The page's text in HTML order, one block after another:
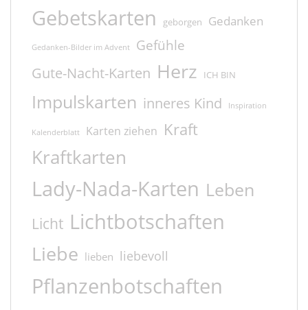
Gebetskarten geborgen Gedanken
Gedanken-Bilder im Advent Gefühle
Gute-Nacht-Karten Herz ICH BIN
Impulskarten inneres Kind Inspiration
Kalenderblatt Karten ziehen Kraft
Kraftkarten
Lady-Nada-Karten Leben
Licht Lichtbotschaften
Liebe lieben liebevoll
Pflanzenbotschaften